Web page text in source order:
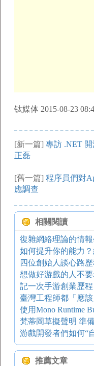
钛媒体 2015-08-23
[新一篇] 專訪 .NET
正磊
[舊一篇] 程序員們對
應調查
相關閱讀
如何提升你的能力
四位創始人談心路
想做好游戲的人不
記一次手游創業歷
臺灣工程師都「應
梵蒂岡草擬聲明 準
游戲開發者們如何“
推薦文章